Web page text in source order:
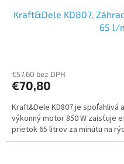
Kraft&Dele KD807,
65 l/
€57,60 bez DPH
€70,80
Kraft&Dele KD807 je spoľahlivá
výkonný motor 850 W zaisťuje
prietok 65 litrov za minútu na